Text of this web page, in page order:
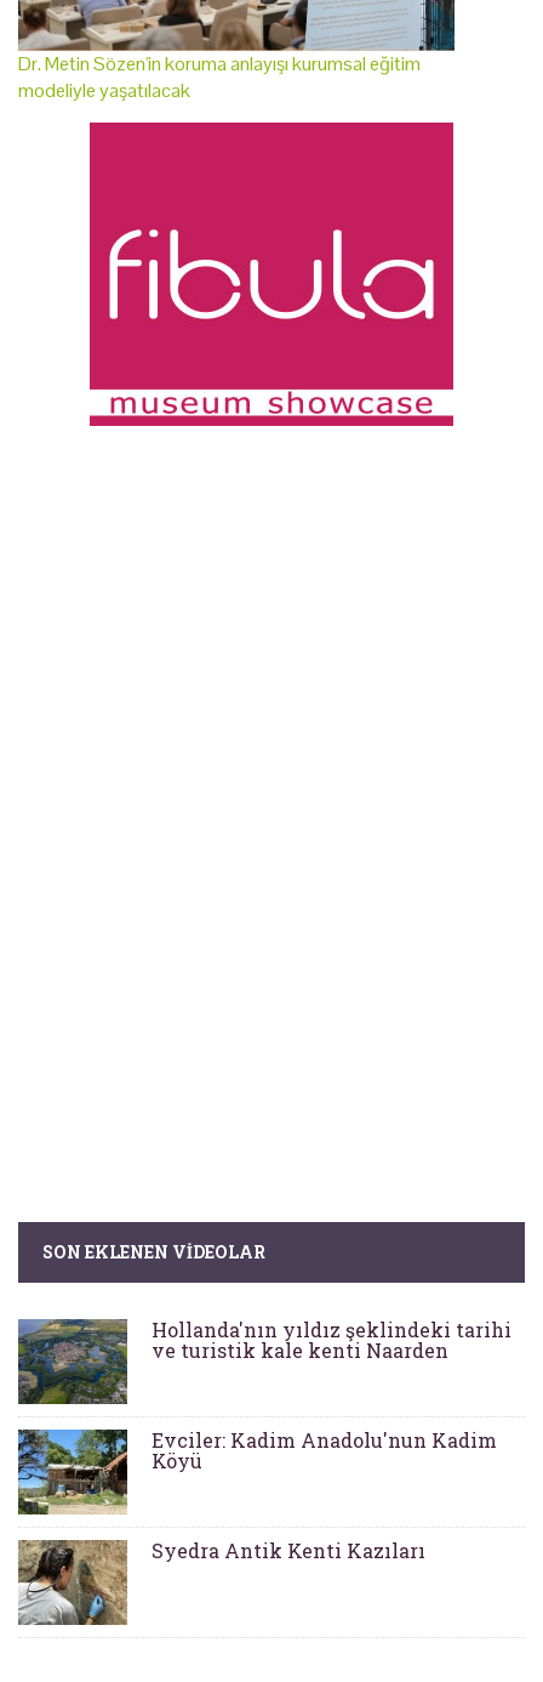
Dr. Metin Sözen'in koruma anlayışı kurumsal eğitim
modeliyle yaşatılacak
SON EKLENEN VIDEOLAR
Hollanda'nın yıldız şeklindeki tarihi
ve turistik kale kenti Naarden
Evciler: Kadim Anadolu'nun Kadim
Köyü
Syedra Antik Kenti Kazıları